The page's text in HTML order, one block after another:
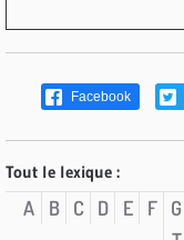
Facebook
Tout le lexique :
A B C D E F G